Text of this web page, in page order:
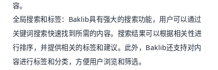
容。
全局搜索和标签：Baklib具有强大的搜索功能，用户可以通过
关键词搜索快速找到所需的内容。搜索结果可以根据相关性进
行排序，并提供相关的标签和建议。此外，Baklib还支持对内
容进行标签和分类，方便用户浏览和筛选。